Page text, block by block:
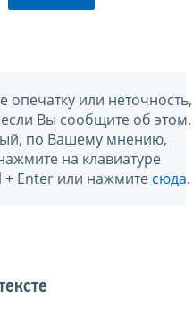
опечатку или неточность,
Вы сообщите об этом.
по Вашему мнению,
на клавиатуре
Enter или нажмите сюда.